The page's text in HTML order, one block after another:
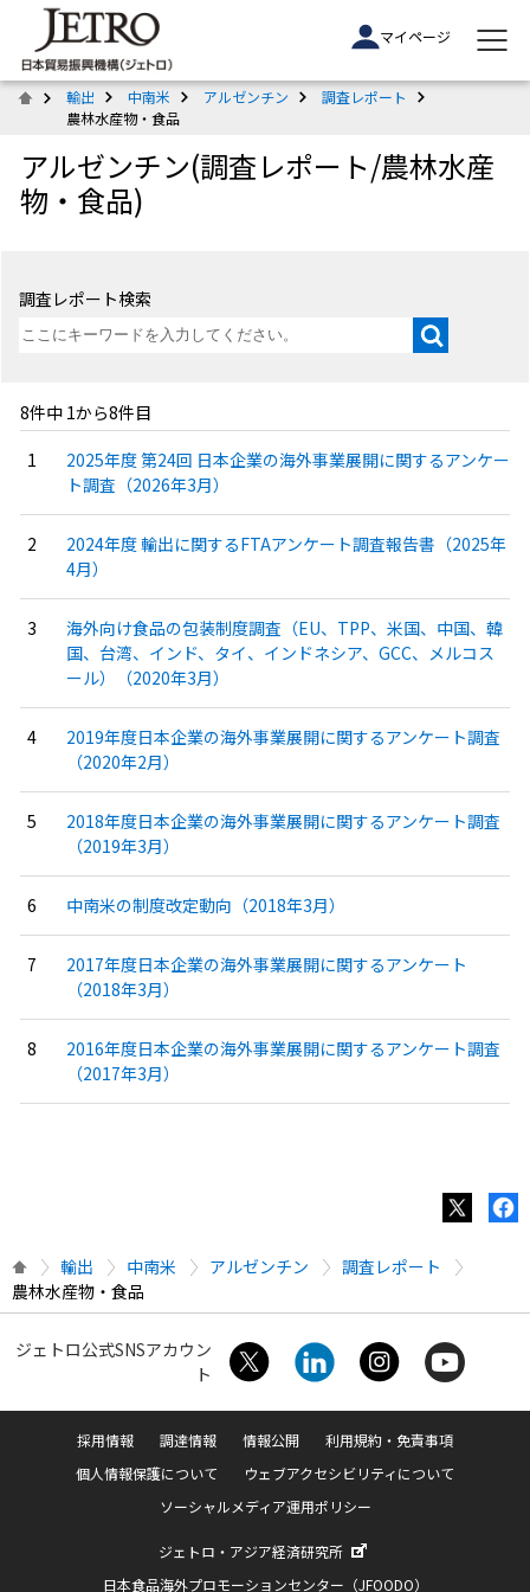
マイページ
輸出 中南米 アルゼンチン
調査レポート
農林水産物・食品
アルゼンチン(調査レポート/農林水産
物・食品)
調査レポート検索
8件中 1から8件目
2025年度 第24回 日本企業の海外事業展開に関するアンケー
ト調査（2026年3月）
2024年度 輸出に関するFTAアンケート調査報告書（2025年
4月）
海外向け食品の包装制度調査（EU、TPP、米国、中国、韓
国、台湾、インド、タイ、インドネシア、GCC、メルコス
ール）（2020年3月）
2019年度日本企業の海外事業展開に関するアンケート調査
（2020年2月）
2018年度日本企業の海外事業展開に関するアンケート調査
（2019年3月）
中南米の制度改定動向（2018年3月）
2017年度日本企業の海外事業展開に関するアンケート
（2018年3月）
2016年度日本企業の海外事業展開に関するアンケート調査
（2017年3月）
輸出 中南米 アルゼンチン
調査レポート
農林水産物・食品
ジェトロ公式SNSアカウン
ト
採用情報 調達情報 情報公開
利用規約・免責事項
個人情報保護について
ウェブアクセシビリティについて
ソーシャルメディア運用ポリシー
ジェトロ・アジア経済研究所
日本食品海外プロモーションセンター（JFOODO）